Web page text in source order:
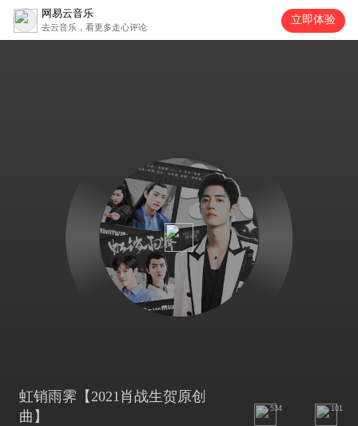
网易云音乐
去云音乐，看更多走心评论
立即体验
虹销雨霁【2021肖战生贺原创
曲】
534 101